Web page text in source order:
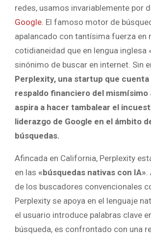
redes, usamos invariablemente por
Google. El famoso motor de
apalancado con tantísima fuerza en
cotidianeidad que en lengua inglesa
sinónimo de buscar en internet. Sin
Perplexity, una startup que cuenta
respaldo financiero del
aspira a hacer tambalear el
liderazgo de Google en el ámbito
búsquedas.
Afincada en California, Perplexity
en las «búsquedas nativas con IA».
de los buscadores convencionales
Perplexity se apoya en el lenguaje
el usuario introduce palabras clave
búsqueda, es confrontado con una